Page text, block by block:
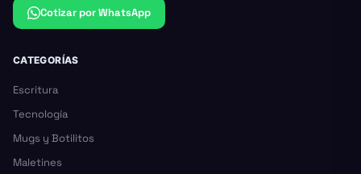
Cotizar por WhatsApp
CATEGORÍAS
Escritura
Tecnología
Mugs y Botilitos
Maletines